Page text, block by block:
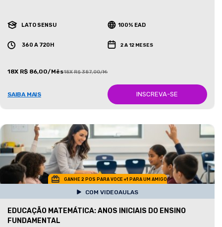
LATO SENSU 100% EAD
360 A 720H 2 A 12 MESES
18X R$ 86,00/Mês18X R$ 387,00/Mês
SAIBA MAIS INSCREVA-SE
GANHE 2 POS PARA VOCE +1 PARA UM AMIGO
COM VIDEOAULAS
EDUCAÇÃO MATEMÁTICA: ANOS INICIAIS DO ENSINO
FUNDAMENTAL